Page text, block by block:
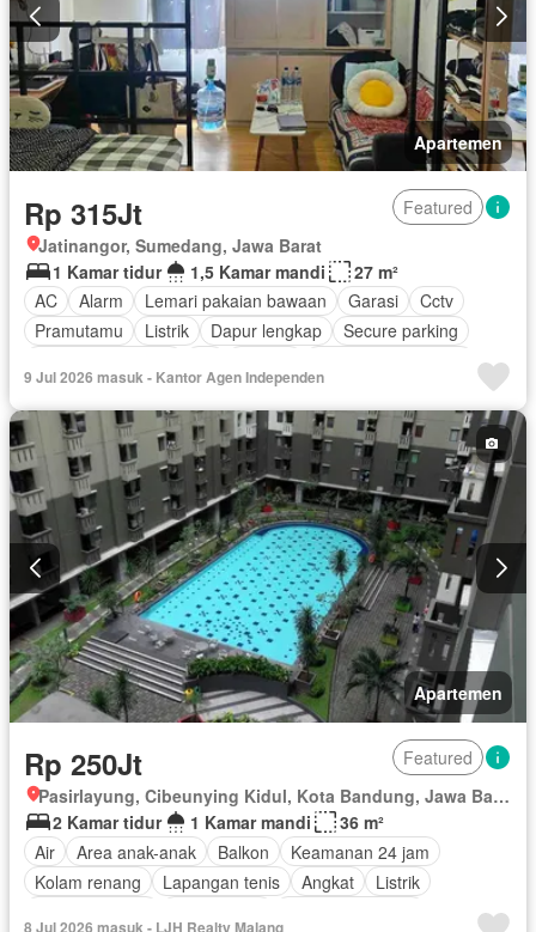
Apartemen
Rp 315Jt
Featured
Jatinangor, Sumedang, Jawa Barat
1 Kamar tidur
1,5 Kamar mandi
27 m²
AC
Alarm Lemari pakaian bawaan Garasi
Cctv
Pramutamu
Listrik Dapur lengkap
Secure parking
9 Jul 2026 masuk - Kantor Agen Independen
Apartemen
Rp 250Jt
Featured
Pasirlayung, Cibeunying Kidul, Kota Bandung, Jawa Barat
2 Kamar tidur
1 Kamar mandi
36 m²
Air
Area anak-anak Balkon
Keamanan 24 jam
Kolam renang
Lapangan tenis Angkat
Listrik
8 Jul 2026 masuk - LJH Realty Malang